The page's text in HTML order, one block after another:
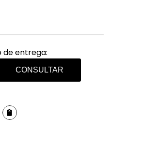
de entrega:
CONSULTAR